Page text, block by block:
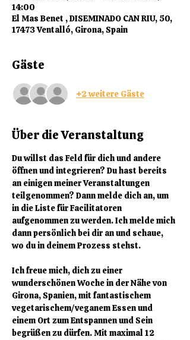
14:00
El Mas Benet , DISEMINADO CAN RIU, 50,
17473 Ventalló, Girona, Spain
Gäste
+2 weitere Gäste
Über die Veranstaltung
Du willst das Feld für dich und andere
öffnen und integrieren? Du hast bereits
an einigen meiner Veranstaltungen
teilgenommen? Dann melde dich an, um
in die Liste für Facilitatoren
aufgenommen zu werden. Ich melde mich
dann persönlich bei dir an und schaue,
wo du in deinem Prozess stehst.
Ich freue mich, dich zu einer
wunderschönen Woche in der Nähe von
Girona, Spanien, mit fantastischem
vegetarischem/veganem Essen und
einem Ort zum Entspannen und Sein
begrüßen zu dürfen. Mit maximal 12